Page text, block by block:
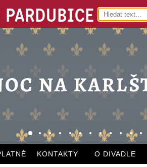
KONTAKTY O DIVADLE